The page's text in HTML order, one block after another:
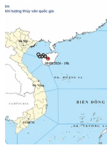
New Zealand nới
thu hút lao động
13/12/2022 02:25